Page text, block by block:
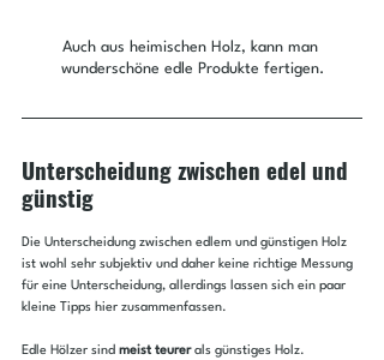
Auch aus heimischen Holz, kann man
wunderschöne edle Produkte fertigen.
Unterscheidung zwischen edel und
günstig
Die Unterscheidung zwischen edlem und günstigen Holz
ist wohl sehr subjektiv und daher keine richtige Messung
für eine Unterscheidung, allerdings lassen sich ein paar
kleine Tipps hier zusammenfassen.
Edle Hölzer sind meist teurer als günstiges Holz.